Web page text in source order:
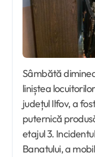
Sâmbătă dimineața, în jurul orei 04:00,
liniștea
județul Ilfov, a
puternică
etajul 3.
Banatului, a